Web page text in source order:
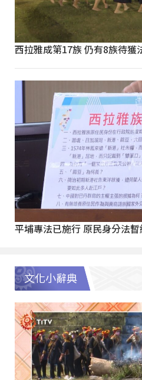
西拉雅成第17族 仍有8族待獲
平埔專法已施行 原民身分法
文化小辭典